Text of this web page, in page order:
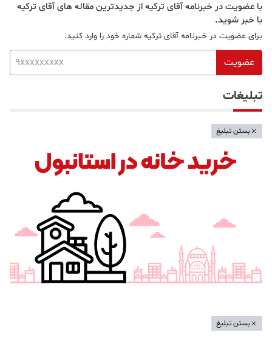
با عضویت در خبرنامه آقای ترکیه از جدیدترین مقاله های آقای ترکیه
با خبر شوید.
برای عضویت در خبرنامه آقای ترکیه شماره خود را وارد کنید.
عضویت
تبلیغات
بستن تبلیغ
بستن تبلیغ